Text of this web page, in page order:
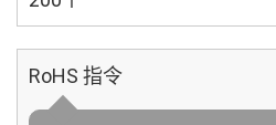
RoHS 指令